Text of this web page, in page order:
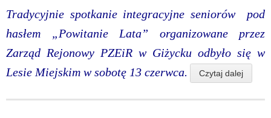
Tradycyjnie spotkanie integracyjne seniorów pod
hasłem „Powitanie Lata” organizowane przez
Zarząd Rejonowy PZEiR w Giżycku odbyło się w
Lesie Miejskim w sobotę 13 czerwca.
Czytaj dalej